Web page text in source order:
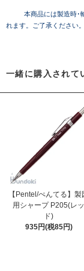
本商品には製造時･
れます。ご了承ください。
一緒に購入されて
【Pentel/ぺんてる】製
用シャープ P205(レッ
ド)
935円(税85円)